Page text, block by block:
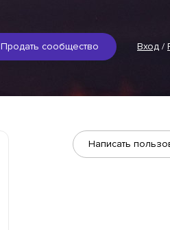
Продать сообщество Вход /
Написать